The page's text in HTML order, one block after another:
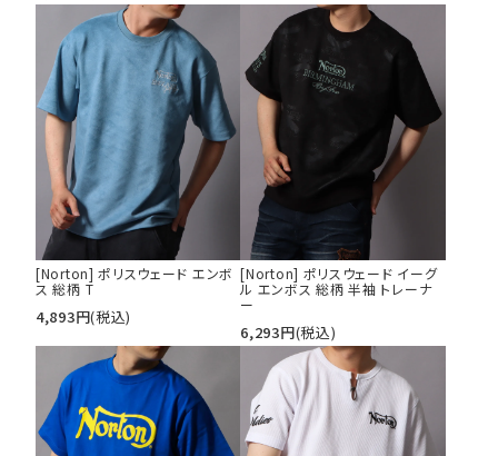
[Norton] ポリスウェード エンボ
ス 総柄 T
4,893円(税込)
[Norton] ポリスウェード イーグ
ル エンボス 総柄 半袖 トレーナ
ー
6,293円(税込)